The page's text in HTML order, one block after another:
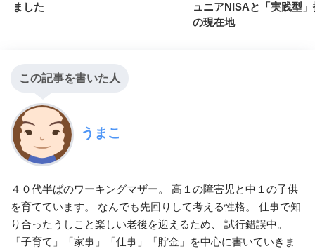
ました
ュニアNISAと「実践型
の現在地
この記事を書いた人
うまこ
４０代半ばのワーキングマザー。 高１の障害児と中１の子供
を育てています。 なんでも先回りして考える性格。 仕事で知
り合ったうしこと楽しい老後を迎えるため、 試行錯誤中。
「子育て」「家事」「仕事」「貯金」を中心に書いていきま